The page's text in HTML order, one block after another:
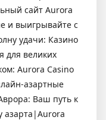
сайт Aurora
и выигрывайте с
удачи: Казино
для великих
Aurora Casino
азартные
Ваш путь к
азарта|Aurora